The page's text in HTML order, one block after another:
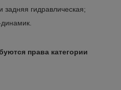
гидравлическая;
права категории